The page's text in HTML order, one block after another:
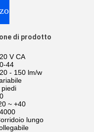
di prodotto
V CA
44
- 150 lm/w
piedi
~ +40
lungo